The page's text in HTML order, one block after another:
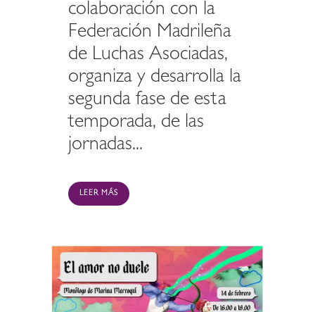
colaboración con la
Federación Madrileña
de Luchas Asociadas,
organiza y desarrolla la
segunda fase de esta
temporada, de las
jornadas...
LEER MÁS